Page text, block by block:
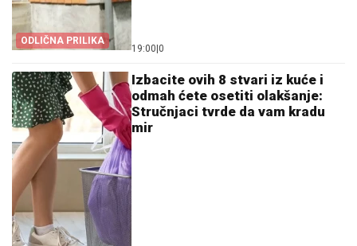
ODLIČNA PRILIKA
19:00|0
Izbacite ovih 8 stvari iz kuće i
odmah ćete osetiti olakšanje:
Stručnjaci tvrde da vam kradu
mir